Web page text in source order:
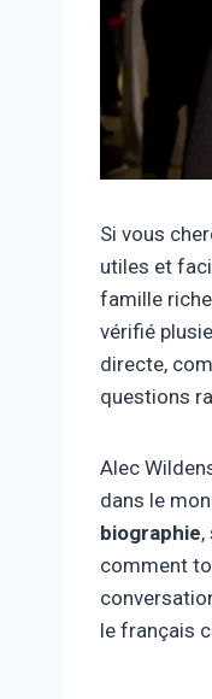
Si vous
utiles et
famille
vérifié
directe,
questions
Alec
dans le
biographie,
comment
le français